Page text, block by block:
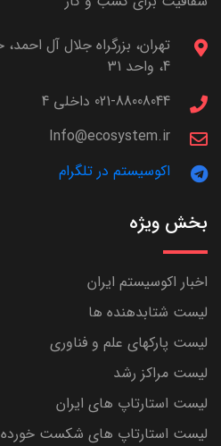
4، واحد 31
021-88008044 داخلی 4
Info@ecosystem.ir
اکوسیستم در تلگرام
بخش ویژه
اخبار اکوسیستم ایران
لیست شتابدهنده ها
لیست پارکهای علم و فناوری
لیست مراکز رشد
لیست استارتاپ های ایران
لیست استارتاپ های شکست خورده